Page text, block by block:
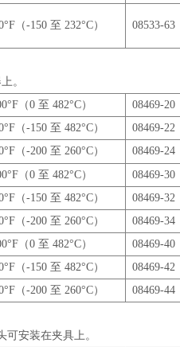
（-150 至 232°C） 08533-63
。
（0 至 482°C）
08469-20
（-150 至 482°C）
08469-22
（-200 至 260°C）
08469-24
（0 至 482°C）
08469-30
（-150 至 482°C）
08469-32
（-200 至 260°C）
08469-34
（0 至 482°C）
08469-40
（-150 至 482°C）
08469-42
（-200 至 260°C）
08469-44
安装在夹具上。